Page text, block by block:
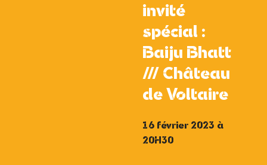
invité
spécial :
Baiju Bhatt
/// Château
de Voltaire
16 février 2023 à
20H30